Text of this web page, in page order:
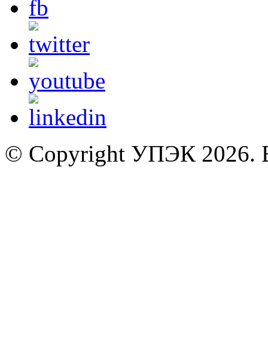
© Copyright УПЭК 2026.